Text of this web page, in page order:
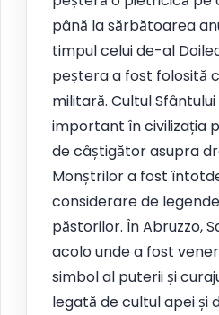
până la sărbătoarea
timpul celui de-al
peștera a fost folosită
militară. Cultul
important în civilizația
de câștigător asupra
Monștrilor a fost
considerare de
păstorilor. În Abruzzo,
acolo unde a fost
simbol al puterii și
legată de cultul apei și